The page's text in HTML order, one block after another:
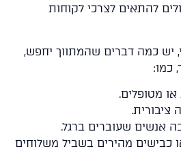
לצרכי לקוחות
דברים שהמתווך יחפש,
שעוברים ברגל.
מהירים בשביל משלוחים